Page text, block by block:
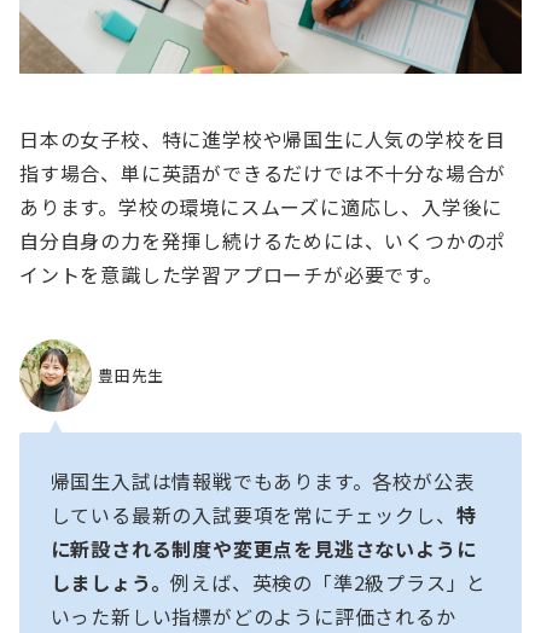
日本の女子校、特に進学校や帰国生に人気の学校を目
指す場合、単に英語ができるだけでは不十分な場合が
あります。学校の環境にスムーズに適応し、入学後に
自分自身の力を発揮し続けるためには、いくつかのポ
イントを意識した学習アプローチが必要です。
豊田先生
帰国生入試は情報戦でもあります。各校が公表
している最新の入試要項を常にチェックし、 特
に新設される制度や変更点を見逃さないように
しましょう。例えば、英検の「準2級プラス」と
いった新しい指標がどのように評価されるか